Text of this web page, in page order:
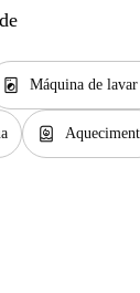
local_laundry_service Máquina de lavar
water_heater